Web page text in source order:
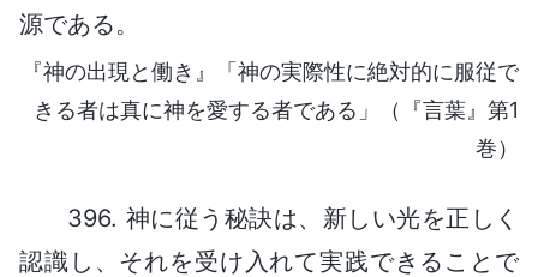
源である。
『神の出現と働き』「神の実際性に絶対的に服従で
きる者は真に神を愛する者である」（『言葉』第1
巻）
396. 神に従う秘訣は、新しい光を正しく
認識し、それを受け入れて実践できることで